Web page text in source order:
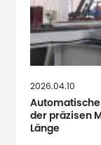
2026.04.10
Automatische
der präzisen
Länge